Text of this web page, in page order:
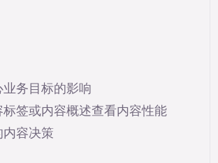
务目标的影响
签或内容概述查看内容性能
容决策